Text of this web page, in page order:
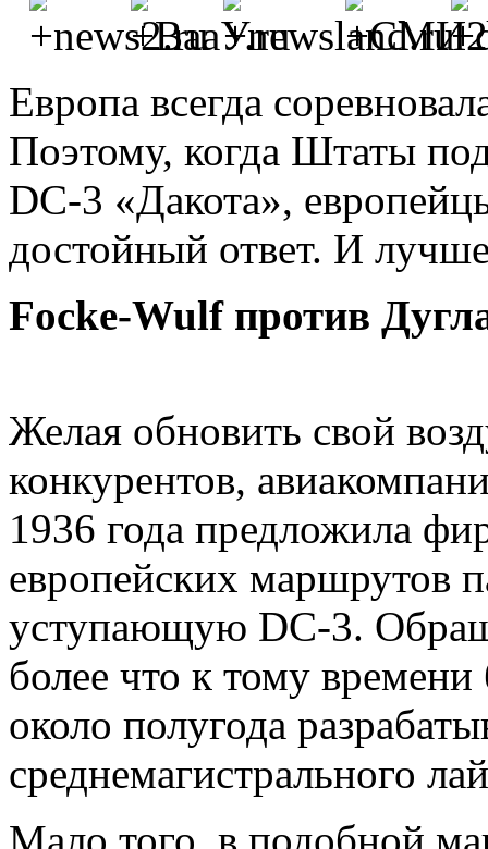
Европа всегда
Поэтому, когда Штаты
DC-3 «Дакота»,
достойный ответ. И
Focke-Wulf против
Желая обновить свой
конкурентов,
1936 года предложила
европейских маршрутов
уступающую DC-3.
более что к тому
около полугода
среднемагистрального
Мало того, в подобной